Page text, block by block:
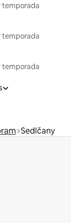
temporada
temporada
temporada
Sedlčany